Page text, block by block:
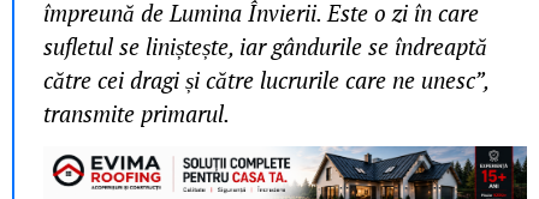
împreună de Lumina Învierii. Este o zi în care
sufletul se liniștește, iar gândurile se îndreaptă
către cei dragi și către lucrurile care ne unesc”,
transmite primarul.